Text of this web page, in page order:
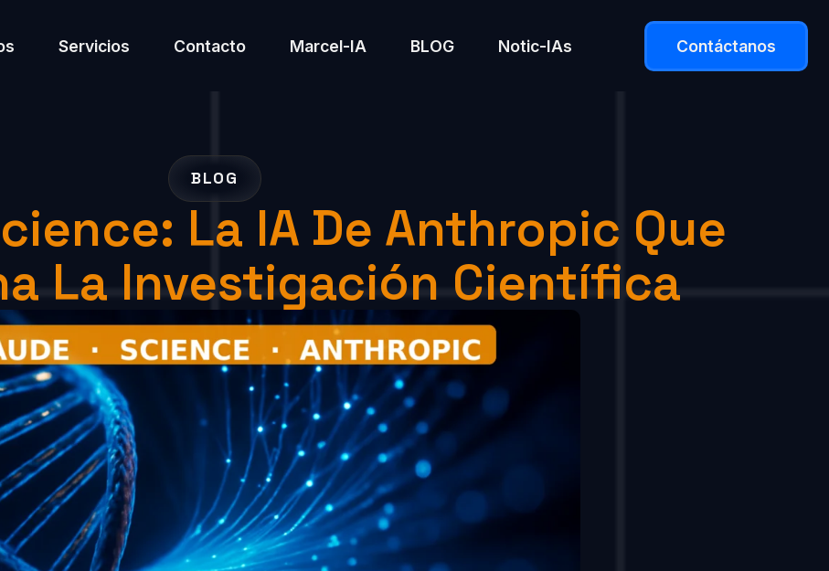
Servicios Contacto Marcel-IA BLOG Notic-IAs Contáctanos
BLOG
La IA De Anthropic Que
La Investigación Científica